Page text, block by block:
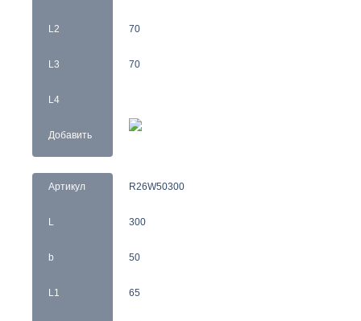
L2
L3
L4
Добавить
70
70
Артикул
L
b
L1
R26W50300
300
50
65